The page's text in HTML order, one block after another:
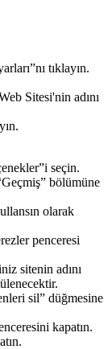
tıklayın.
Sitesi'nin adını
seçin.
bölümüne
olarak
penceresi
sitenin adını
sil” düğmesine
kapatın.